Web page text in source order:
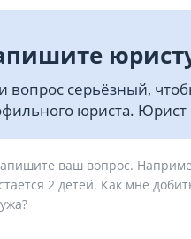
вопрос серьёзный,
юриста. Юрист